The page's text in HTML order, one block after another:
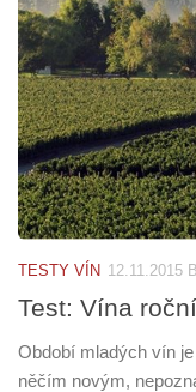
TESTY VÍN 12.11.2015
Test: Vína
Období mladých vín
něčím novým,